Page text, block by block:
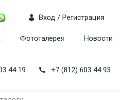
Фотогалерея Новости
Вход / Регистрация
44 19 +7 (812) 603 44 93